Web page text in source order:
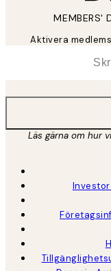
MEMBERS'
Aktivera
Läs gärna om hur